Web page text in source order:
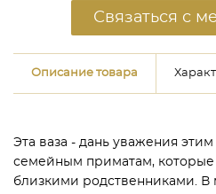
Связаться с
Описание товара
Эта ваза - дань уважения
семейным приматам,
близкими родственниками. В